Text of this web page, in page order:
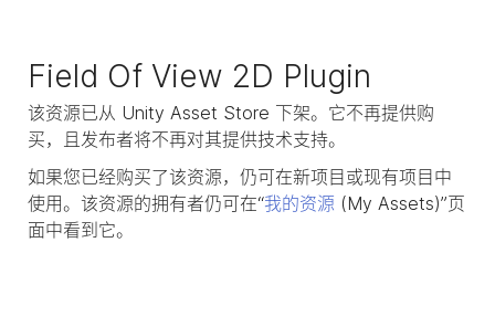
Field Of View 2D Plugin
该资源已从 Unity Asset Store 下架。它不再提供购
买，且发布者将不再对其提供技术支持。
如果您已经购买了该资源，仍可在新项目或现有项目中
使用。该资源的拥有者仍可在“我的资源 (My Assets)”页
面中看到它。